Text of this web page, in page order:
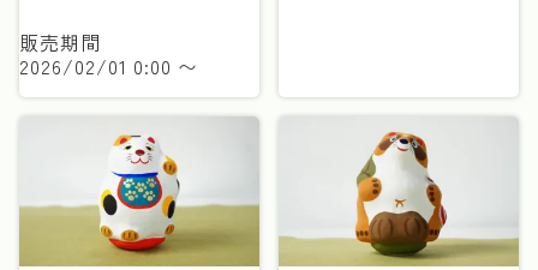
販売期間
2026/02/01 0:00 〜